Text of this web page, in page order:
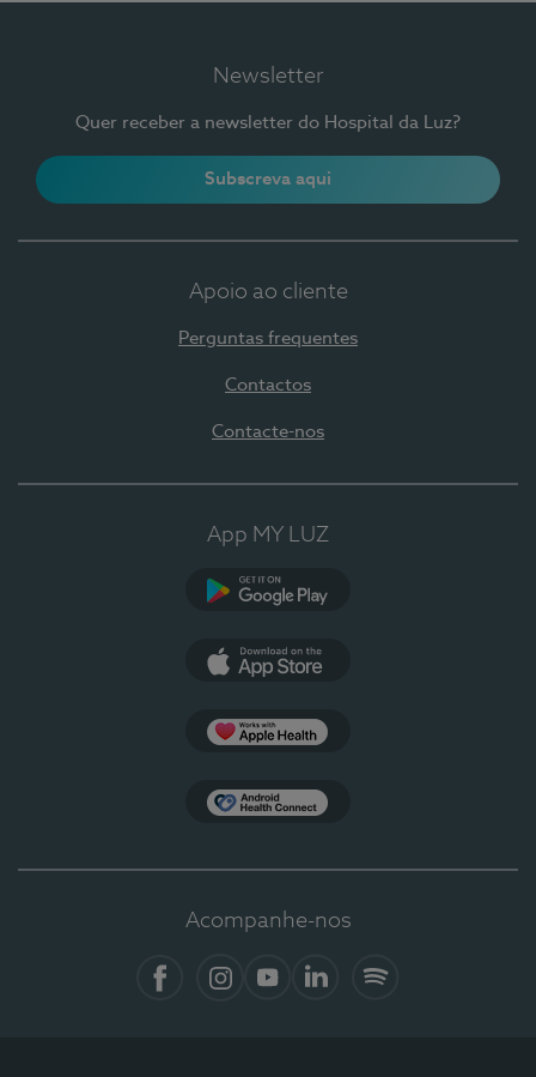
Newsletter
Quer receber a newsletter do Hospital da Luz?
Subscreva aqui
Apoio ao cliente
Perguntas frequentes
Contactos
Contacte-nos
App MY LUZ
Acompanhe-nos